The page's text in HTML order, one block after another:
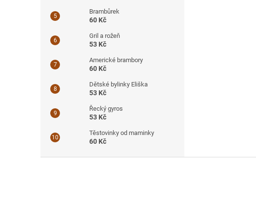
Brambůrek
60 Kč
Gril a rožeň
53 Kč
Americké brambory
60 Kč
Dětské bylinky Eliška
53 Kč
Řecký gyros
53 Kč
Těstovinky od maminky
60 Kč